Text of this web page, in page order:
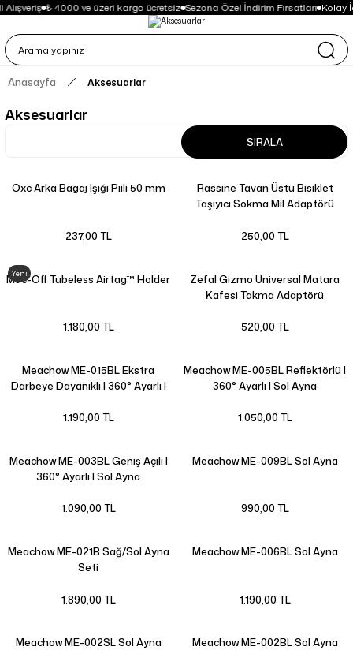
₺ 4000 ve üzeri kargo ücretsiz Sezona Özel İndirim Fırsatları Kolay
Anasayfa Aksesuarlar
Aksesuarlar
SIRALA
Oxc Arka Bagaj Işığı Piili 50 mm
237,00 TL
Rassine Tavan Üstü Bisiklet
Taşıyıcı Sokma Mil Adaptörü
250,00 TL
Yeni
Muc-Off Tubeless Airtag™ Holder
1.180,00 TL
Zefal Gizmo Universal Matara
Kafesi Takma Adaptörü
520,00 TL
Meachow ME-015BL Ekstra
Darbeye Dayanıklı | 360° Ayarlı |
1.190,00 TL
Meachow ME-005BL Reflektörlü |
360° Ayarlı | Sol Ayna
1.050,00 TL
Meachow ME-003BL Geniş Açılı |
360° Ayarlı | Sol Ayna
1.090,00 TL
Meachow ME-009BL Sol Ayna
990,00 TL
Meachow ME-021B Sağ/Sol Ayna
Seti
1.890,00 TL
Meachow ME-006BL Sol Ayna
1.190,00 TL
Meachow ME-002SL Sol Ayna Meachow ME-002BL Sol Ayna